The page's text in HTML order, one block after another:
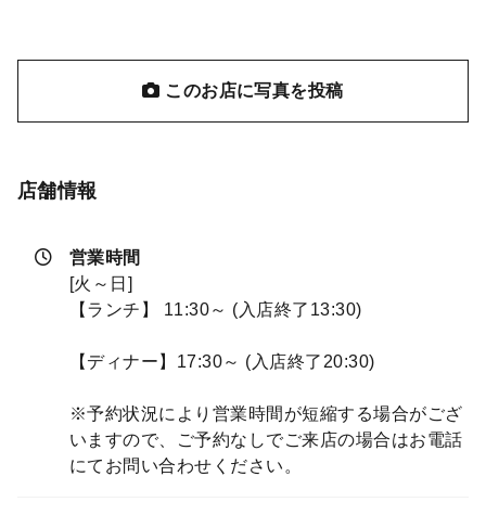
このお店に写真を投稿
店舗情報
営業時間
[火～日]
【ランチ】 11:30～ (入店終了13:30)
【ディナー】17:30～ (入店終了20:30)
※予約状況により営業時間が短縮する場合がござ
いますので、ご予約なしでご来店の場合はお電話
にてお問い合わせください。